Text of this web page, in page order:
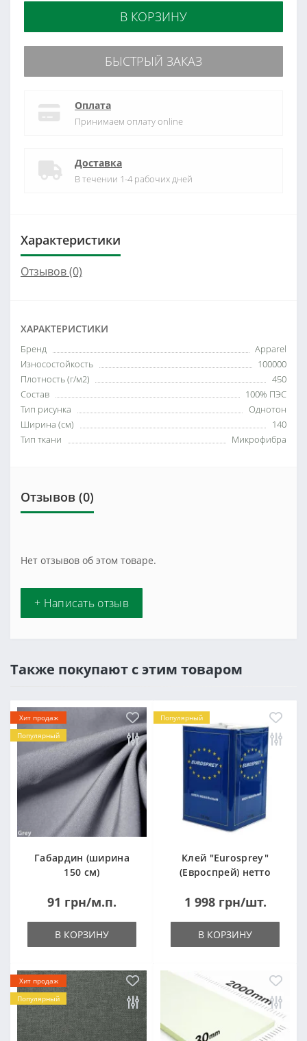
В КОРЗИНУ
БЫСТРЫЙ ЗАКАЗ
Оплата
Принимаем оплату online
Доставка
В течении 1-4 рабочих дней
Характеристики
Отзывов (0)
ХАРАКТЕРИСТИКИ
Бренд
Apparel
Износостойкость
100000
Плотность (г/м2)
450
Состав
100% ПЭС
Тип рисунка
Однотон
Ширина (см)
140
Тип ткани
Микрофибра
Отзывов (0)
Нет отзывов об этом товаре.
+ Написать отзыв
Также покупают с этим товаром
Хит продаж
Популярный
Габардин (ширина
150 см)
91 грн/м.п.
В КОРЗИНУ
Популярный
Клей "Eurosprey"
(Евроспрей) нетто
1 998 грн/шт.
В КОРЗИНУ
Хит продаж
Популярный